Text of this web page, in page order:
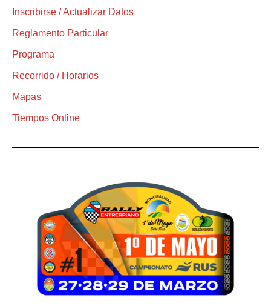
Inscribirse / Actualizar Datos
Reglamento Particular
Programa
Recorrido / Horarios
Mapas
Tiempos Online